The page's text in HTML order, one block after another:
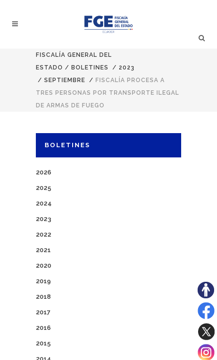
FISCALÍA GENERAL DEL
ESTADO / BOLETINES / 2023
/ SEPTIEMBRE / FISCALÍA PROCESA A
TRES PERSONAS POR TRANSPORTE ILEGAL
DE ARMAS DE FUEGO
BOLETINES
2026
2025
2024
2023
2022
2021
2020
2019
2018
2017
2016
2015